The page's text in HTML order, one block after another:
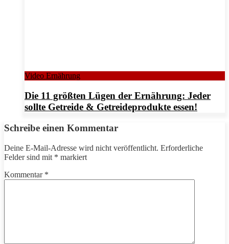
Video Ernährung
Die 11 größten Lügen der Ernährung: Jeder
sollte Getreide & Getreideprodukte essen!
Schreibe einen Kommentar
Deine E-Mail-Adresse wird nicht veröffentlicht. Erforderliche
Felder sind mit * markiert
Kommentar *